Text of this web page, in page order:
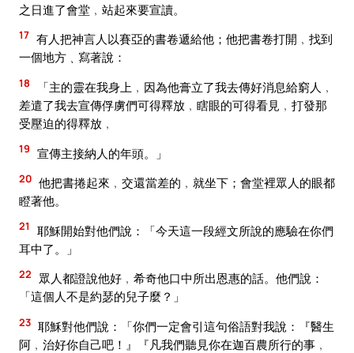
之日進了會堂﹐站起來要宣讀。
17 有人把神言人以賽亞的書卷遞給他；他把書卷打開﹐找到
一個地方﹑寫著說：
18
「主的靈在我身上﹐因為他膏立了我去傳好消息給窮人﹐
差遣了我去宣傳俘虜們可得釋放﹐瞎眼的可得看見﹐打發那
受壓迫的得釋放﹐
19 宣傳主接納人的年頭。」
20 他把書捲起來﹐交還當差的﹐就坐下；會堂裡眾人的眼都
瞪著他。
21
耶穌開始對他們說：「今天這一段經文所說的應驗在你們
耳中了。」
22
眾人都證說他好﹐希奇他口中所出恩惠的話。他們說：
「這個人不是約瑟的兒子麼？」
23 耶穌對他們說：「你們一定會引這句俗語對我說：『醫生
阿﹐治好你自己吧！』『凡我們聽見你在迦百農所行的事﹐